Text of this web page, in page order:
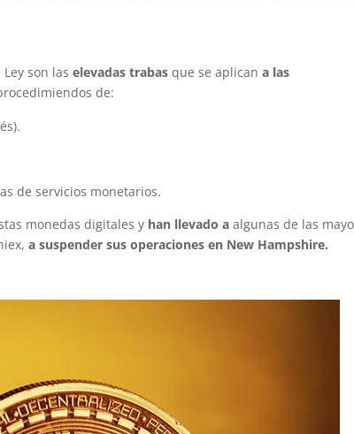
Ley son laselevadas trabasque se aplican a las
de:
de servicios monetarios.
monedas digitales y han llevado a algunas de las
a suspender sus operaciones en New Hampshire.